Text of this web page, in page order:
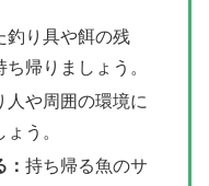
釣り具や餌の残
帰りましょう。
人や周囲の環境に
う。
：持ち帰る魚のサ